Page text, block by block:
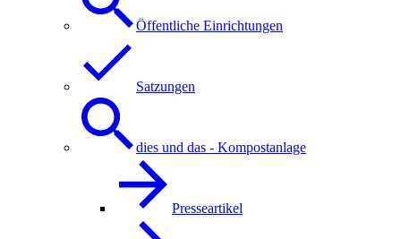
Öffentliche Einrichtungen
Satzungen
dies und das - Kompostanlage
Presseartikel